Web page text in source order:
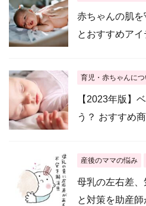
赤ちゃんの肌
とおすすめアイ
育児・赤ちゃんにつ
【2023年版】
う？ おすすめ
産後のママの悩み
母乳の左右差
と対策を助産師